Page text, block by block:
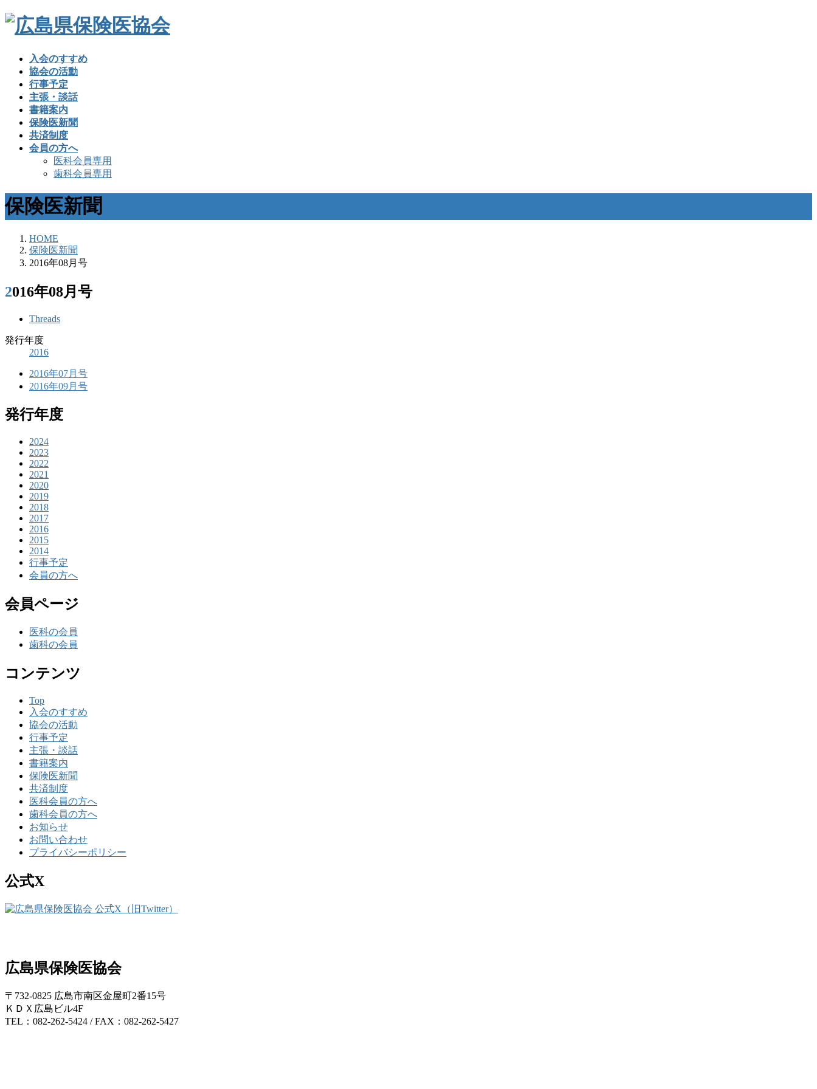
入会のすすめ
協会の活動
行事予定
主張・談話
書籍案内
保険医新聞
共済制度
会員の方へ
医科会員専用
歯科会員専用
保険医新聞
HOME
保険医新聞
2016年08月号
2016年08月号
Threads
発行年度
2016
2016年07月号
2016年09月号
発行年度
2024
2023
2022
2021
2020
2019
2018
2017
2016
2015
2014
行事予定
会員の方へ
会員ページ
医科の会員
歯科の会員
コンテンツ
Top
入会のすすめ
協会の活動
行事予定
主張・談話
書籍案内
保険医新聞
共済制度
医科会員の方へ
歯科会員の方へ
お知らせ
お問い合わせ
プライバシーポリシー
公式X
広島県保険医協会
〒732-0825 広島市南区金屋町2番15号
ＫＤＸ広島ビル4F
TEL：082-262-5424 / FAX：082-262-5427